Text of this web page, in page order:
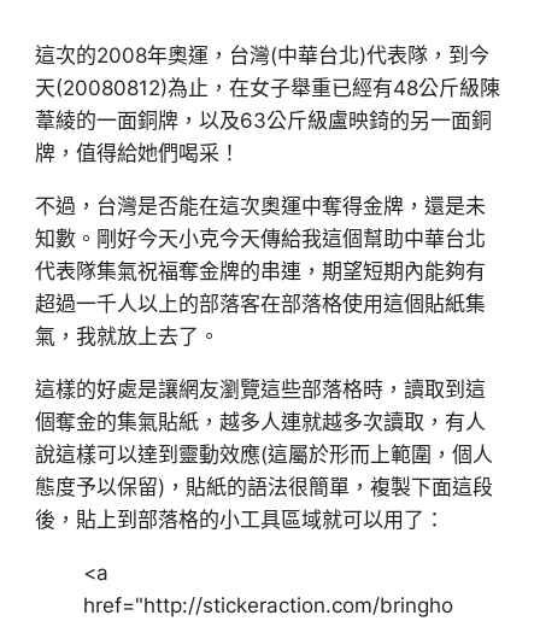
這次的2008年奧運，台灣(中華台北)代表隊，到今
天(20080812)為止，在女子舉重已經有48公斤級陳
葦綾的一面銅牌，以及63公斤級盧映錡的另一面銅
牌，值得給她們喝采！
不過，台灣是否能在這次奧運中奪得金牌，還是未
知數。剛好今天小克今天傳給我這個幫助中華台北
代表隊集氣祝福奪金牌的串連，期望短期內能夠有
超過一千人以上的部落客在部落格使用這個貼紙集
氣，我就放上去了。
這樣的好處是讓網友瀏覽這些部落格時，讀取到這
個奪金的集氣貼紙，越多人連就越多次讀取，有人
說這樣可以達到靈動效應(這屬於形而上範圍，個人
態度予以保留)，貼紙的語法很簡單，複製下面這段
後，貼上到部落格的小工具區域就可以用了：
<a
href="http://stickeraction.com/bringho